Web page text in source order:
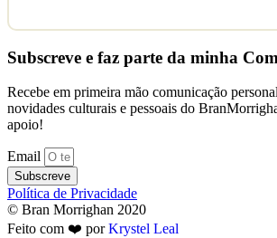
Subscreve e faz parte da minha
Recebe em primeira mão comunicação
novidades culturais e pessoais do
apoio!
Email
Subscreve
Política de Privacidade
© Bran Morrighan 2020
Feito com ❤️ porKrystel Leal